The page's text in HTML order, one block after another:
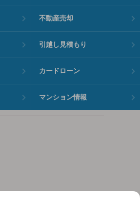
不動産売却
引越し見積もり
カードローン
マンション情報